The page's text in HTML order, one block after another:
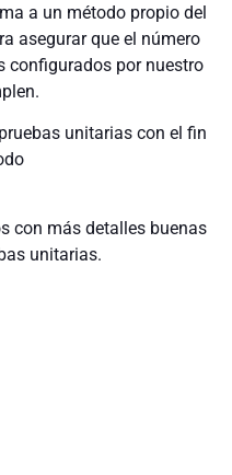
a un método propio del
asegurar que el número
configurados por nuestro
unitarias con el fin
con más detalles buenas
unitarias.